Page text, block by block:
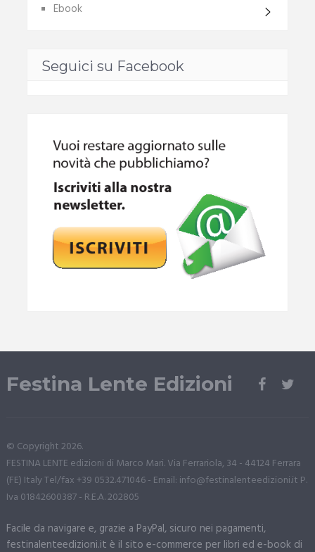
Ebook
Seguici su Facebook
Festina Lente Edizioni
© Copyright 2026.
FESTINA LENTE edizioni di Marco Mari. Via Ferrariola, 34 - 44124 Ferrara
(FE) Italy Tel/fax +39 0532.471046 - Email: info@festinalenteedizioni.it P.
Iva 01842600387 - R.E.A. 202805
Facile da navigare e, grazie a PayPal, sicuro nei pagamenti,
festinalenteedizioni.it è il sito e-commerce per libri ed e-book di